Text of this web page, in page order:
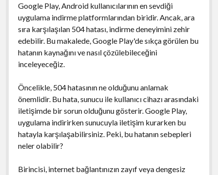
Google Play, Android kullanıcılarının en sevdiği
uygulama indirme platformlarından biridir. Ancak, ara
sıra karşılaşılan 504 hatası, indirme deneyimini zehir
edebilir. Bu makalede, Google Play'de sıkça görülen bu
hatanın kaynağını ve nasıl çözülebileceğini
inceleyeceğiz.
Öncelikle, 504 hatasının ne olduğunu anlamak
önemlidir. Bu hata, sunucu ile kullanıcı cihazı arasındaki
iletişimde bir sorun olduğunu gösterir. Google Play,
uygulama indirirken sunucuyla iletişim kurarken bu
hatayla karşılaşabilirsiniz. Peki, bu hatanın sebepleri
neler olabilir?
Birincisi, internet bağlantınızın zayıf veya dengesiz